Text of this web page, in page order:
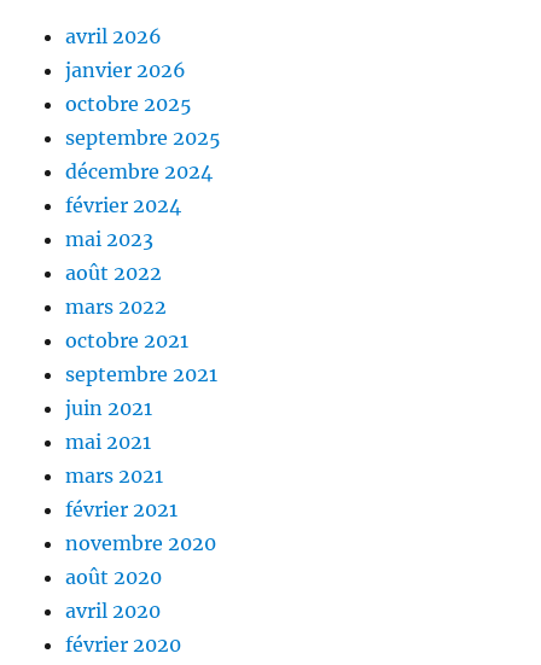
avril 2026
janvier 2026
octobre 2025
septembre 2025
décembre 2024
février 2024
mai 2023
août 2022
mars 2022
octobre 2021
septembre 2021
juin 2021
mai 2021
mars 2021
février 2021
novembre 2020
août 2020
avril 2020
février 2020